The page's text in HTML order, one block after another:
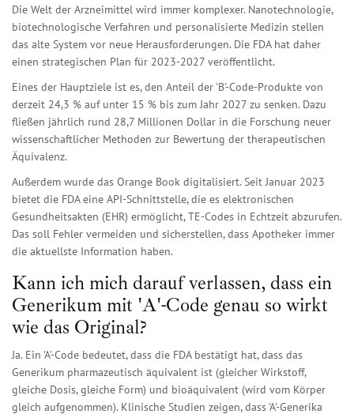
Die Welt der Arzneimittel wird immer komplexer. Nanotechnologie,
biotechnologische Verfahren und personalisierte Medizin stellen
das alte System vor neue Herausforderungen. Die FDA hat daher
einen strategischen Plan für 2023-2027 veröffentlicht.
Eines der Hauptziele ist es, den Anteil der 'B'-Code-Produkte von
derzeit 24,3 % auf unter 15 % bis zum Jahr 2027 zu senken. Dazu
fließen jährlich rund 28,7 Millionen Dollar in die Forschung neuer
wissenschaftlicher Methoden zur Bewertung der therapeutischen
Äquivalenz.
Außerdem wurde das Orange Book digitalisiert. Seit Januar 2023
bietet die FDA eine API-Schnittstelle, die es elektronischen
Gesundheitsakten (EHR) ermöglicht, TE-Codes in Echtzeit abzurufen.
Das soll Fehler vermeiden und sicherstellen, dass Apotheker immer
die aktuellste Information haben.
Kann ich mich darauf verlassen, dass ein
Generikum mit 'A'-Code genau so wirkt
wie das Original?
Ja. Ein 'A'-Code bedeutet, dass die FDA bestätigt hat, dass das
Generikum pharmazeutisch äquivalent ist (gleicher Wirkstoff,
gleiche Dosis, gleiche Form) und bioäquivalent (wird vom Körper
gleich aufgenommen). Klinische Studien zeigen, dass 'A'-Generika